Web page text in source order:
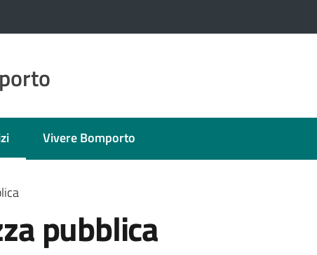
selezionatoVivere Bomporto
pubblica